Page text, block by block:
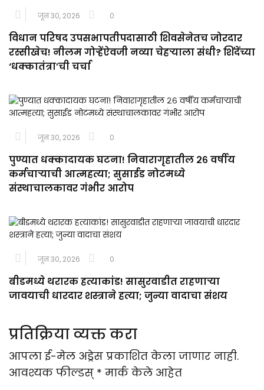
जून 30, 2026 0
विधान परिषद उपसभापतीपदासाठी शिवसेनेतच जोरदार
रस्सीखेच! नीलम गोऱ्हेंऐवजी नव्या चेहऱ्याला संधी? शिंदेंच्या
‘धक्कातंत्रा’ची चर्चा
जून 30, 2026 0
पुण्यात धक्कादायक घटना! निवारागृहातील २६ वर्षीय
कर्मचाऱ्याची आत्महत्या; सुसाईड नोटमध्ये
संस्थाचालकावर गंभीर आरोप
जून 30, 2026 0
बीडमध्ये थरारक हत्याकांड! सासुरवाडीत राहणाऱ्या
जावयाची धारदार शस्त्राने हत्या; जुन्या वादाचा संशय
प्रतिक्रिया व्यक्त करा
आपला ई-मेल अड्रेस प्रकाशित केला जाणार नाही.
आवश्यक फील्डस् * मार्क केले आहेत